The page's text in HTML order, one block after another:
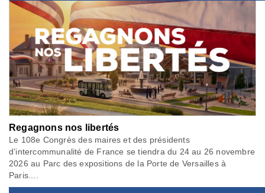
Regagnons nos libertés
Le 108e Congrès des maires et des présidents
d’intercommunalité de France se tiendra du 24 au 26 novembre
2026 au Parc des expositions de la Porte de Versailles à
Paris....